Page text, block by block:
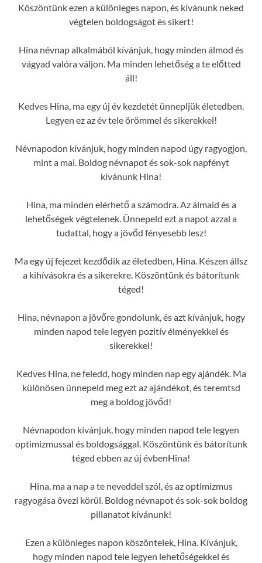
Köszöntünk ezen a különleges napon, és kívánunk neked
végtelen boldogságot és sikert!
Hina névnap alkalmából kívánjuk, hogy minden álmod és
vágyad valóra váljon. Ma minden lehetőség a te előtted
áll!
Kedves Hina, ma egy új év kezdetét ünnepljük életedben.
Legyen ez az év tele örömmel és sikerekkel!
Névnapodon kívánjuk, hogy minden napod úgy ragyogjon,
mint a mai. Boldog névnapot és sok-sok napfényt
kívánunk Hina!
Hina, ma minden elérhető a számodra. Az álmaid és a
lehetőségek végtelenek. Ünnepeld ezt a napot azzal a
tudattal, hogy a jövőd fényesebb lesz!
Ma egy új fejezet kezdődik az életedben, Hina. Készen állsz
a kihívásokra és a sikerekre. Köszöntünk és bátorítunk
téged!
Hina, névnapon a jövőre gondolunk, és azt kívánjuk, hogy
minden napod tele legyen pozitív élményekkel és
sikerekkel!
Kedves Hina, ne feledd, hogy minden nap egy ajándék. Ma
különösen ünnepeld meg ezt az ajándékot, és teremtsd
meg a boldog jövőd!
Névnapodon kívánjuk, hogy minden napod tele legyen
optimizmussal és boldogsággal. Köszöntünk és bátorítunk
téged ebben az új évbenHina!
Hina, ma a nap a te neveddel szól, és az optimizmus
ragyogása övezi körül. Boldog névnapot és sok-sok boldog
pillanatot kívánunk!
Ezen a különleges napon köszöntelek, Hina. Kívánjuk,
hogy minden napod tele legyen lehetőségekkel és